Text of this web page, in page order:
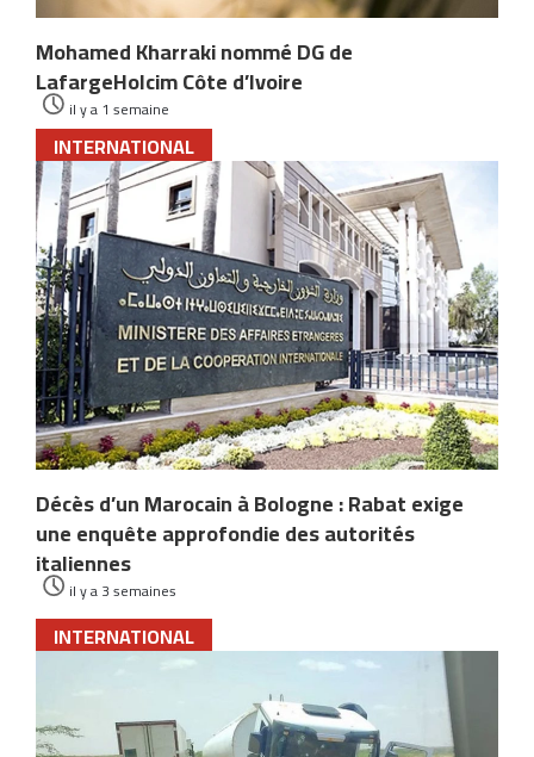
Mohamed Kharraki nommé DG de
LafargeHolcim Côte d’Ivoire
il y a 1 semaine
INTERNATIONAL
Décès d’un Marocain à Bologne : Rabat exige
une enquête approfondie des autorités
italiennes
il y a 3 semaines
INTERNATIONAL